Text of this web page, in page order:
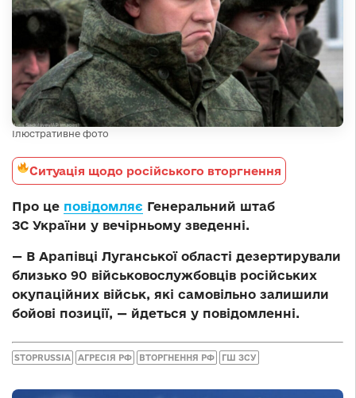
Ілюстративне фото
Ситуація щодо російського вторгнення
Про це повідомляє Генеральний штаб
ЗС України у вечірньому зведенні.
— В Арапівці Луганської області дезертирували
близько 90 військовослужбовців російських
окупаційних військ, які самовільно залишили
бойові позиції, — йдеться у повідомленні.
STOPRUSSIA АГРЕСІЯ РФ ВТОРГНЕННЯ РФ ГШ ЗСУ